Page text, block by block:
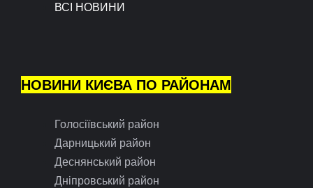
ВСІ НОВИНИ
НОВИНИ КИЄВА ПО РАЙОНАМ
Голосіївський район
Дарницький район
Деснянський район
Дніпровський район